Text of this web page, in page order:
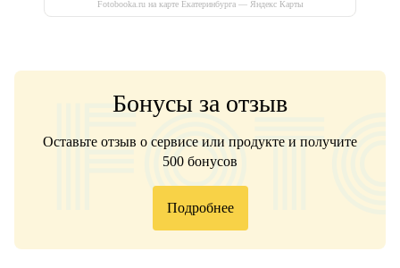
Fotobooka.ru на карте Екатеринбурга — Яндекс Карты
Бонусы за отзыв
Оставьте отзыв о сервисе или продукте и получите
500 бонусов
Подробнее